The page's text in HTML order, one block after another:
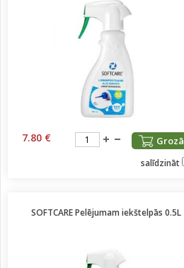
7.80 € Grozā
salīdzināt
SOFTCARE Pelējumam iekštelpās 0.5L